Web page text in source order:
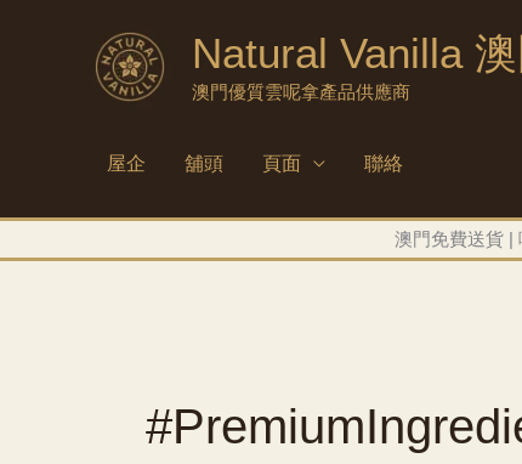
Natural Vanilla
澳門優質雲呢拿產品供應商
屋企 舖頭 頁面 聯絡
澳門免費送貨 |